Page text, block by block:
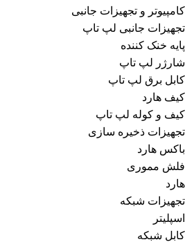
کامپیوتر و تجهیزات جانبی
تجهیزات جانبی لپ تاپ
پایه خنک کننده
شارژر لپ تاپ
کابل برق لپ تاپ
کیف هارد
کیف و کوله لپ تاپ
تجهیزات ذخیره سازی
باکس هارد
فلش مموری
هارد
تجهیزات شبکه
اسپلیتر
کابل شبکه